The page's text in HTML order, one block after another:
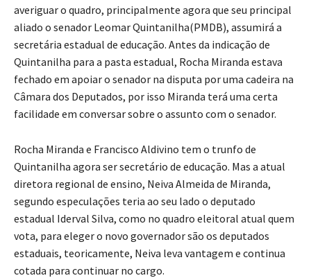
averiguar o quadro, principalmente agora que seu principal
aliado o senador Leomar Quintanilha(PMDB), assumirá a
secretária estadual de educação. Antes da indicação de
Quintanilha para a pasta estadual, Rocha Miranda estava
fechado em apoiar o senador na disputa por uma cadeira na
Câmara dos Deputados, por isso Miranda terá uma certa
facilidade em conversar sobre o assunto com o senador.
Rocha Miranda e Francisco Aldivino tem o trunfo de
Quintanilha agora ser secretário de educação. Mas a atual
diretora regional de ensino, Neiva Almeida de Miranda,
segundo especulações teria ao seu lado o deputado
estadual Iderval Silva, como no quadro eleitoral atual quem
vota, para eleger o novo governador são os deputados
estaduais, teoricamente, Neiva leva vantagem e continua
cotada para continuar no cargo.